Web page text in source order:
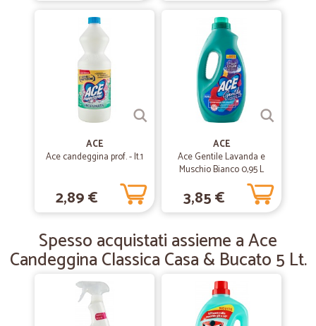
—Tiziano O.
ho acquistato diverse confezioni di…
ho acquistato diverse confezioni di pasta molisana ad un buon
prezzo ed in diversi formati che nei supermercati non sono reperibili
05/12/2018
—Mario P.
Le prestazioni offerte dalla Ditta sono…
Le prestazioni offerte dalla Ditta sono ottimali.
ACE
Ace candeggina prof. - lt.1
2,89 €
ACE
Ace Gentile Lavanda e
Muschio Bianco 0,95 L
3,85 €
Spesso acquistati assieme a Ace
Candeggina Classica Casa & Bucato 5 Lt.